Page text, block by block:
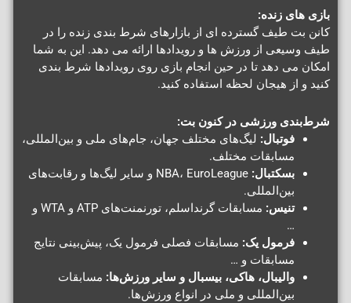
بازی های زنده:
کانن بت طیف گسترده ای از بازارهای شرط بندی زنده را در
طیف وسیعی از ورزش ها و رویدادها ارائه می دهد. این به شما
امکان می دهد تا در حین انجام بازی روی رویدادها شرط بندی
کنید و از هیجان لحظه استفاده کنید.
شرط‌بندی ورزشی در کنون بت:
فوتبال: لیگ‌های مختلف جهان، جام‌های ملی و بین‌المللی،
مسابقات مختلف.
بسکتبال:
NBA، EuroLeague و سایر لیگ‌ها و رقابت‌های
بین‌المللی.
تنیس:
مسابقات گرنداسلم، تورنمنت‌های ATP و WTA و
…
فرمول یک: مسابقات فصلی فرمول یک، پیش‌بینی نتایج
مسابقات و …
والیبال، هاکی، بیسبال و سایر ورزش‌ها: مسابقات
بین‌المللی و ملی در انواع ورزش‌ها.